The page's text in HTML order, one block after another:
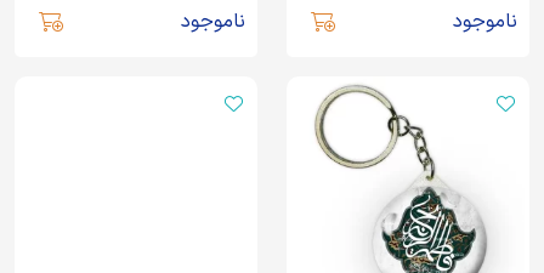
ناموجود ناموجود